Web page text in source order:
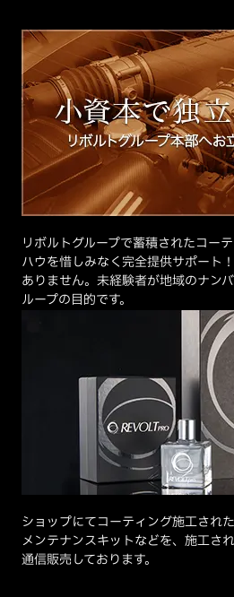
リボルトグループで蓄積されたコー
ハウを惜しみなく完全提供サポート
ありません。未経験者が地域のナン
ループの目的です。
ショップにてコーティング施工され
メンテナンスキットなどを、施工さ
通信販売しております。